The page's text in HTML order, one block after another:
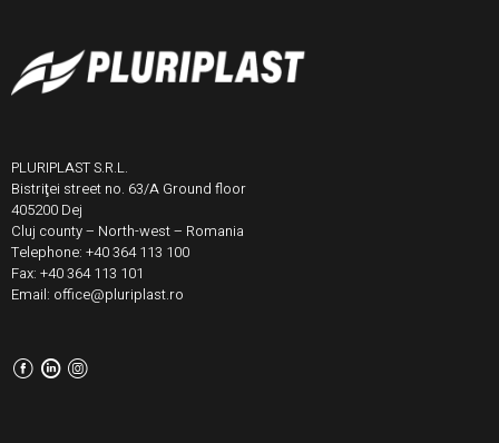
PLURIPLAST S.R.L.
Bistriţei street no. 63/A Ground floor
405200 Dej
Cluj county – North-west – Romania
Telephone: +40 364 113 100
Fax: +40 364 113 101
Email: office@pluriplast.ro
F L I